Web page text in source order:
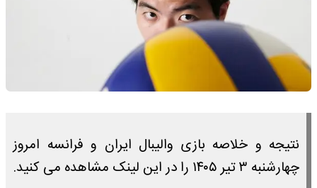
نتیجه و خلاصه بازی والیبال ایران و فرانسه امروز
چهارشنبه ۳ تیر ۱۴۰۵ را در این لینک مشاهده می کنید.